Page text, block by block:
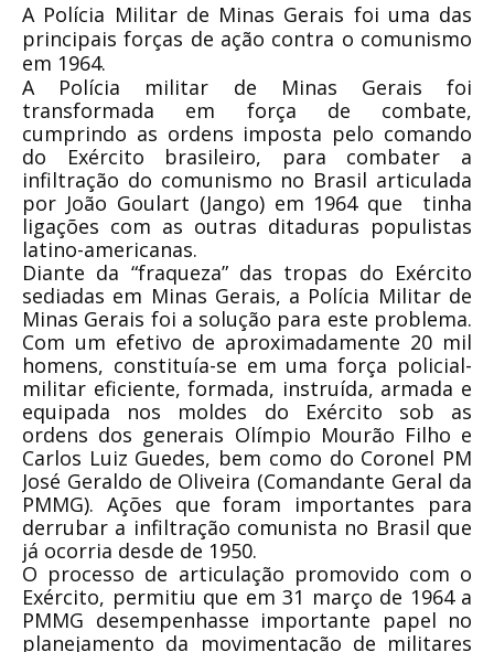
A Polícia Militar de Minas Gerais foi uma das
principais forças de ação contra o comunismo
em 1964.
A Polícia militar de Minas Gerais foi
transformada em força de combate,
cumprindo as ordens imposta pelo comando
do Exército brasileiro, para combater a
infiltração do comunismo no Brasil articulada
por João Goulart (Jango) em 1964 que tinha
ligações com as outras ditaduras populistas
latino-americanas.
Diante da “fraqueza” das tropas do Exército
sediadas em Minas Gerais, a Polícia Militar de
Minas Gerais foi a solução para este problema.
Com um efetivo de aproximadamente 20 mil
homens, constituía-se em uma força policial-
militar eficiente, formada, instruída, armada e
equipada nos moldes do Exército sob as
ordens dos generais Olímpio Mourão Filho e
Carlos Luiz Guedes, bem como do Coronel PM
José Geraldo de Oliveira (Comandante Geral da
PMMG). Ações que foram importantes para
derrubar a infiltração comunista no Brasil que
já ocorria desde de 1950.
O processo de articulação promovido com o
Exército, permitiu que em 31 março de 1964 a
PMMG desempenhasse importante papel no
planejamento da movimentação de militares